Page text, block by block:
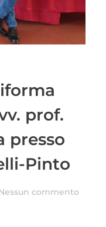
prof.
presso
Pinto
commento